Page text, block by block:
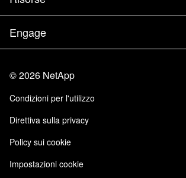
Executive briefing
Elenco prodotti A-Z
Community
Impara
Partner
Offerte di lavoro
Trust Center
Responsabilità e sostenibilità
Certificazioni di qualità
NetApp Instaclustr
Newsroom
Eventi
Blog
Esperienza del cliente
Testimonianze dei clienti
Engage
Feedback sito
Accessibilità
Iscrizioni email
NetApp P. Iva 02655930960
Modello 231
©2026 NetApp
Condizioni per l'utilizzo
Direttiva sulla privacy
Policy sui cookie
Impostazioni cookie